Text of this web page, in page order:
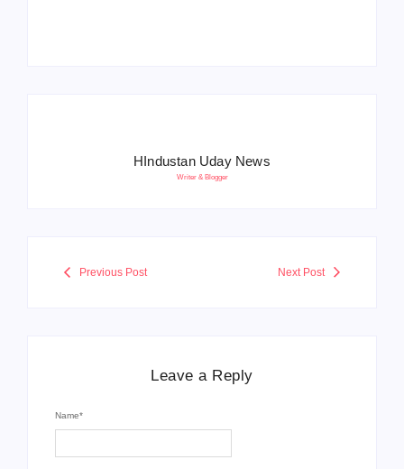
HIndustan Uday News
Writer & Blogger
Previous Post Next Post
Leave a Reply
Name*